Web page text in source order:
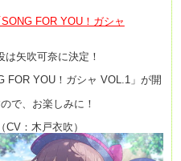
FOR YOU！ガシャ
矢吹可奈に決定！
FOR YOU！ガシャ VOL.1」が開
で、お楽しみに！
：木戸衣吹）